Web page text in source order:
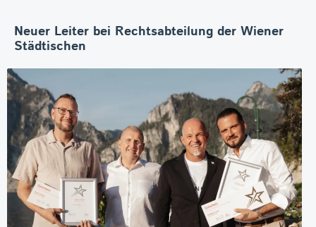
Neuer Leiter bei Rechtsabteilung der Wiener
Städtischen